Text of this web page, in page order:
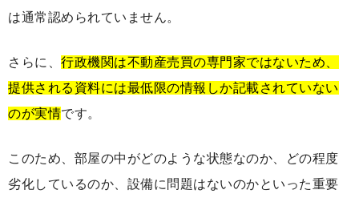
は通常認められていません。
さらに、 行政機関は不動産売買の専門家ではないため、
提供される資料には最低限の情報しか記載されていない
のが実情です。
このため、部屋の中がどのような状態なのか、どの程度
劣化しているのか、設備に問題はないのかといった重要